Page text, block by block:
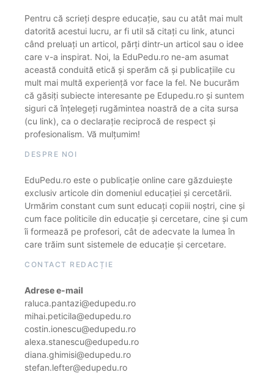
Pentru că scrieți despre educație, sau cu atât mai mult
datorită acestui lucru, ar fi util să citați cu link, atunci
când preluați un articol, părți dintr-un articol sau o idee
care v-a inspirat. Noi, la EduPedu.ro ne-am asumat
această conduită etică și sperăm că și publicațiile cu
mult mai multă experiență vor face la fel. Ne bucurăm
că găsiți subiecte interesante pe Edupedu.ro și suntem
siguri că înțelegeți rugămintea noastră de a cita sursa
(cu link), ca o declarație reciprocă de respect și
profesionalism. Vă mulțumim!
DESPRE NOI
EduPedu.ro este o publicație online care găzduiește
exclusiv articole din domeniul educației și cercetării.
Urmărim constant cum sunt educați copiii noștri, cine și
cum face politicile din educație și cercetare, cine și cum
îi formează pe profesori, cât de adecvate la lumea în
care trăim sunt sistemele de educație și cercetare.
CONTACT REDACȚIE
Adrese e-mail
raluca.pantazi@edupedu.ro
mihai.peticila@edupedu.ro
costin.ionescu@edupedu.ro
alexa.stanescu@edupedu.ro
diana.ghimisi@edupedu.ro
stefan.lefter@edupedu.ro